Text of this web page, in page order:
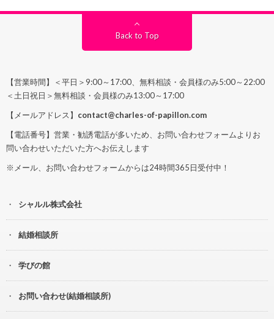
Back to Top
【営業時間】＜平日＞9:00～17:00、無料相談・会員様のみ5:00～22:00
＜土日祝日＞無料相談・会員様のみ13:00～17:00
【メールアドレス】 contact@charles-of-papillon.com
【電話番号】営業・勧誘電話が多いため、お問い合わせフォームよりお
問い合わせいただいた方へお伝えします
※メール、お問い合わせフォームからは24時間365日受付中！
シャルル株式会社
結婚相談所
学びの館
お問い合わせ(結婚相談所)